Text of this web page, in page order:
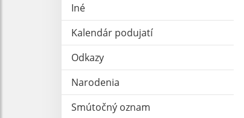
Iné
Kalendár podujatí
Odkazy
Narodenia
Smútočný oznam